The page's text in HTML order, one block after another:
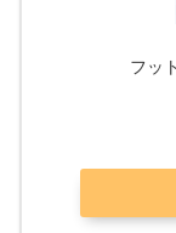
フッ